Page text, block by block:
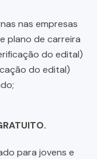
nas empresas
plano de carreira
do edital)
do edital)
para jovens e